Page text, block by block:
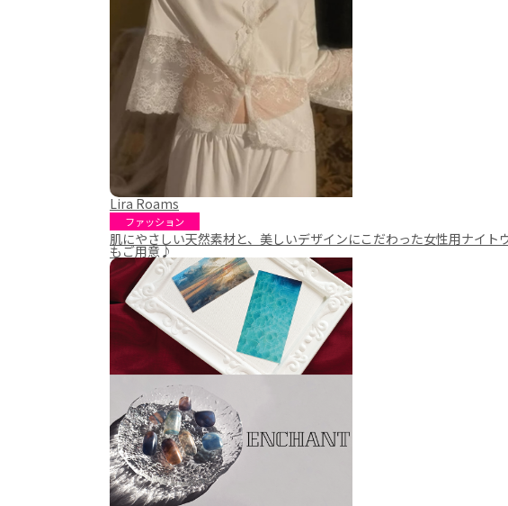
Lira Roams
ファッション
肌にやさしい天然素材と、美しいデザインにこだわった女性用ナイ
もご用意♪